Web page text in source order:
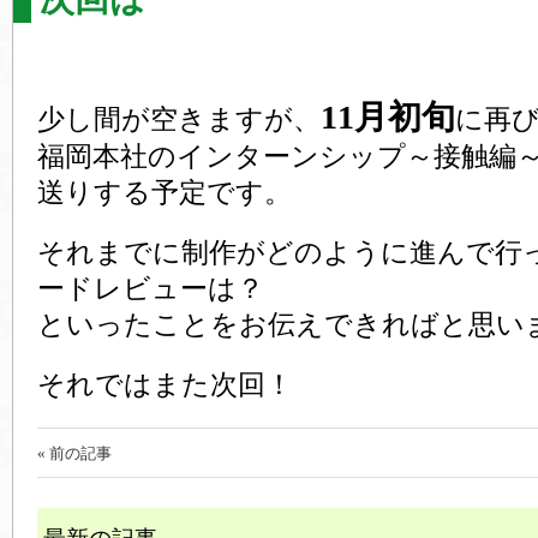
少し間が空きますが、 11月初旬に再
福岡本社のインターンシップ～接触編
送りする予定です。
それまでに制作がどのように進んで行
ードレビューは？
といったことをお伝えできればと思い
それではまた次回！
« 前の記事